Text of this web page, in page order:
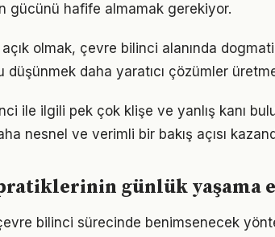
gücünü hafife almamak gerekiyor.
olmak, çevre bilinci alanında
daha yaratıcı çözümler
ile ilgili pek çok klişe ve yanlış kanı
nesnel ve verimli bir bakış açısı
günlük yaşama
bilinci sürecinde benimsenecek